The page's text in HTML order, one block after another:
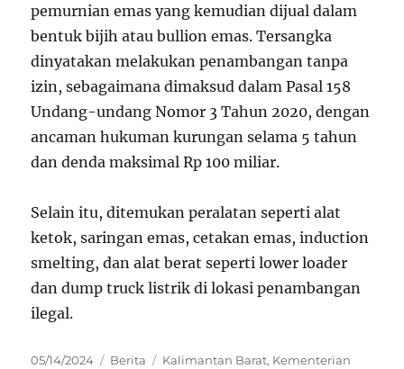
pemurnian emas yang kemudian dijual dalam
bentuk bijih atau bullion emas. Tersangka
dinyatakan melakukan penambangan tanpa
izin, sebagaimana dimaksud dalam Pasal 158
Undang-undang Nomor 3 Tahun 2020, dengan
ancaman hukuman kurungan selama 5 tahun
dan denda maksimal Rp 100 miliar.
Selain itu, ditemukan peralatan seperti alat
ketok, saringan emas, cetakan emas, induction
smelting, dan alat berat seperti lower loader
dan dump truck listrik di lokasi penambangan
ilegal.
Posted
05/14/2024 Categories
Berita Tags
Kalimantan Barat, Kementerian